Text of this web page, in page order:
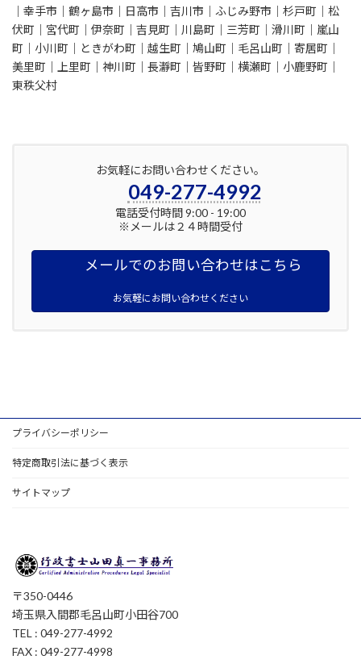
｜幸手市｜鶴ヶ島市｜日高市｜吉川市｜ふじみ野市｜杉戸町｜松
伏町｜宮代町｜伊奈町｜吉見町｜川島町｜三芳町｜滑川町｜嵐山
町｜小川町｜ときがわ町｜越生町｜鳩山町｜毛呂山町｜寄居町｜
美里町｜上里町｜神川町｜長瀞町｜皆野町｜横瀬町｜小鹿野町｜
東秩父村
お気軽にお問い合わせください。
049-277-4992
電話受付時間 9:00 - 19:00
※メールは２４時間受付
メールでのお問い合わせはこちら
お気軽にお問い合わせください
プライバシーポリシー
特定商取引法に基づく表示
サイトマップ
〒350-0446
埼玉県入間郡毛呂山町小田谷700
TEL : 049-277-4992
FAX : 049-277-4998